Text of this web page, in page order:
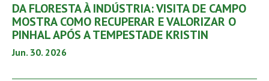
DA FLORESTA À INDÚSTRIA: VISITA DE CAMPO
MOSTRA COMO RECUPERAR E VALORIZAR O
PINHAL APÓS A TEMPESTADE KRISTIN
Jun. 30. 2026